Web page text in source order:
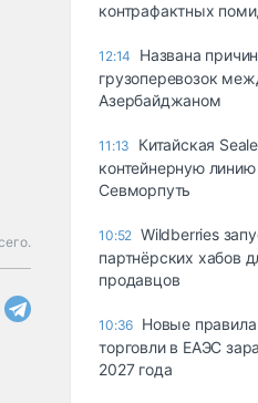
контрафактных
12:14
Названа
грузоперевозок
Азербайджаном
11:13
Китайская
контейнерную
Севморпуть
10:52 Wildberries
партнёрских хабов
продавцов
10:36 Новые
торговли в ЕАЭС
2027 года